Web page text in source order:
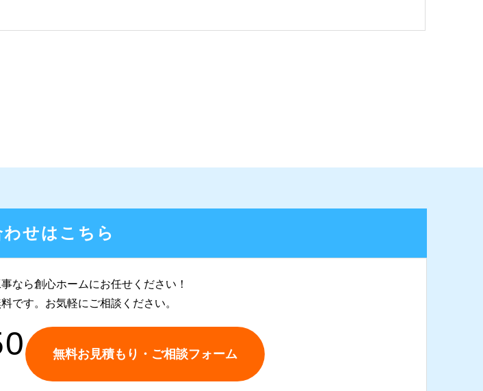
せはこちら
なら創心ホームにお任せください！
です。 お気軽にご相談ください。
無料お見積もり・ご相談フォーム